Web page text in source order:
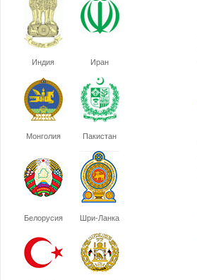
Индия Иран
Монголия Пакистан
Белорусия Шри-Ланка